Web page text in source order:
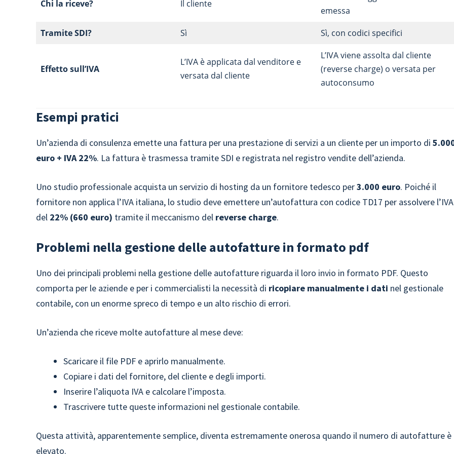
Chi la riceve? Il cliente
emessa
Tramite SDI?
Sì Sì, con codici specifici
Effetto sull’IVA
L’IVA è applicata dal venditore e
versata dal cliente
L’IVA viene assolta dal cliente
(reverse charge) o versata per
autoconsumo
Esempi pratici
Un’azienda di consulenza emette una fattura per una prestazione di servizi a un cliente per un importo di
euro + IVA 22%. La fattura è trasmessa tramite SDI e registrata nel registro vendite dell’azienda.
Uno studio professionale acquista un servizio di hosting da un fornitore tedesco per3.000 euro. Poiché il
fornitore non applica l’IVA italiana, lo studio deve emettere un’autofattura con codice TD17 per assolvere l’IVA
del 22% (660 euro) tramite il meccanismo del reverse charge.
Problemi nella gestione delle autofatture in formato pdf
Uno dei principali problemi nella gestione delle autofatture riguarda il loro invio in formato PDF. Questo
comporta per le aziende e per i commercialisti la necessità di ricopiare manualmente i dati nel gestionale
contabile, con un enorme spreco di tempo e un alto rischio di errori.
Un’azienda che riceve molte autofatture al mese deve:
Scaricare il file PDF e aprirlo manualmente.
Copiare i dati del fornitore, del cliente e degli importi.
Inserire l’aliquota IVA e calcolare l’imposta.
Trascrivere tutte queste informazioni nel gestionale contabile.
Questa attività, apparentemente semplice, diventa estremamente onerosa quando il numero di autofatture è
elevato.